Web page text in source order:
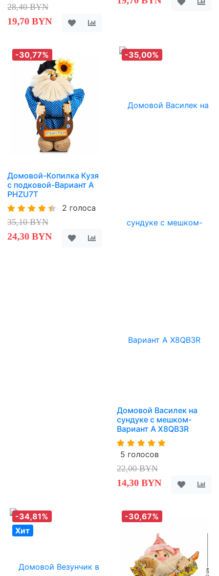
28,40 BYN
19,70 BYN
-30,77%
Домовой-Копилка Кузя
с подковой-Вариант A
PHZU7T
2 голоса
35,10 BYN
24,30 BYN
-35,00%
Домовой Василек на
сундуке с мешком-
Вариант A X8QB3R
5 голосов
22,00 BYN
14,30 BYN
-34,81%
Хит
-30,67%